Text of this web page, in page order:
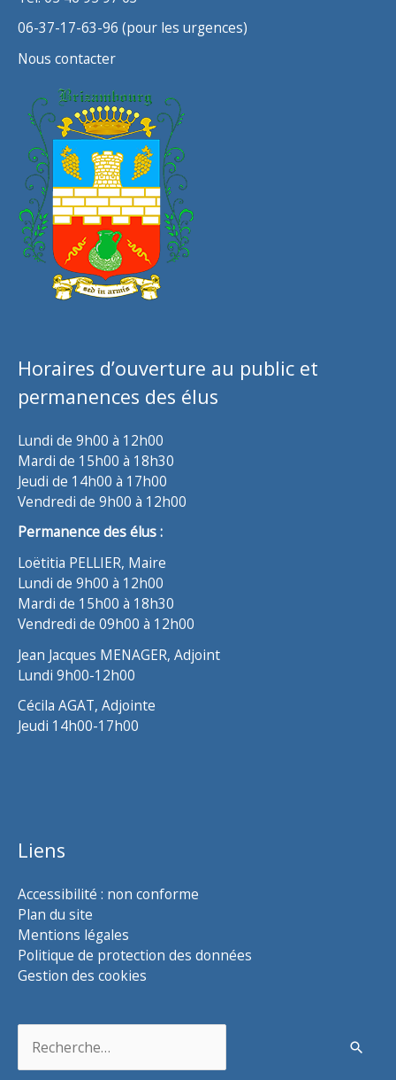
06-37-17-63-96 (pour les urgences)
Nous contacter
Horaires d’ouverture au public et
permanences des élus
Lundi de 9h00 à 12h00
Mardi de 15h00 à 18h30
Jeudi de 14h00 à 17h00
Vendredi de 9h00 à 12h00
Permanence des élus :
Loëtitia PELLIER, Maire
Lundi de 9h00 à 12h00
Mardi de 15h00 à 18h30
Vendredi de 09h00 à 12h00
Jean Jacques MENAGER, Adjoint
Lundi 9h00-12h00
Cécila AGAT, Adjointe
Jeudi 14h00-17h00
Liens
Accessibilité : non conforme
Plan du site
Mentions légales
Politique de protection des données
Gestion des cookies